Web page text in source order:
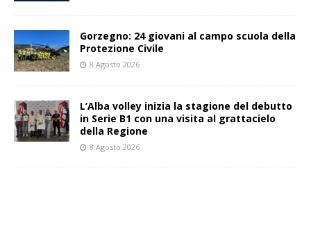
Gorzegno: 24 giovani al campo scuola della
Protezione Civile
8 Agosto 2026
L’Alba volley inizia la stagione del debutto
in Serie B1 con una visita al grattacielo
della Regione
8 Agosto 2026